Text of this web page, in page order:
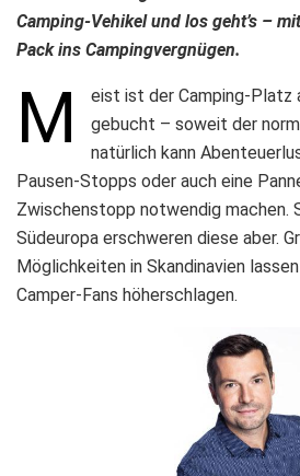
Camping-Vehikel und los geht’s –
Pack ins Campingvergnügen.
M
eist ist der Camping-Platz
gebucht – soweit der
natürlich kann
Pausen-Stopps oder auch eine
Zwischenstopp notwendig machen.
Südeuropa erschweren diese aber.
Möglichkeiten in Skandinavien
Camper-Fans höherschlagen.